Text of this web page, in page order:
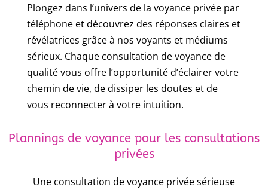
Plongez dans l’univers de la voyance privée par
téléphone et découvrez des réponses claires et
révélatrices grâce à nos voyants et médiums
sérieux. Chaque consultation de voyance de
qualité vous offre l’opportunité d’éclairer votre
chemin de vie, de dissiper les doutes et de
vous reconnecter à votre intuition.
Plannings de voyance pour les consultations
privées
Une consultation de voyance privée sérieuse